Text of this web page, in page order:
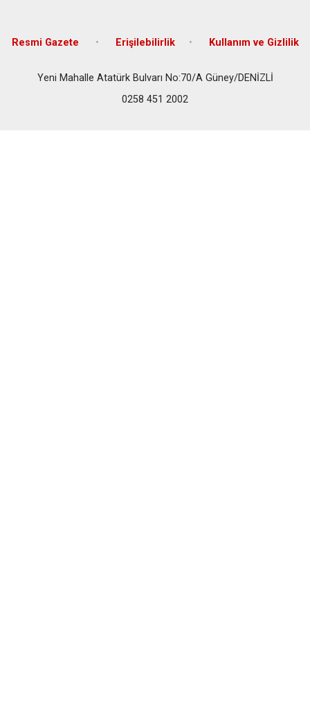
Resmi Gazete Erişilebilirlik Kullanım ve Gizlilik
Yeni Mahalle Atatürk Bulvarı No:70/A Güney/DENİZLİ
0258 451 2002